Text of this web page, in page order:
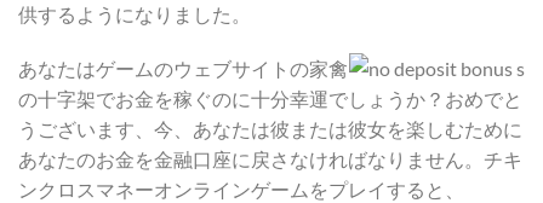
供するようになりました。
あなたはゲームのウェブサイトの家禽
の十字架でお金を稼ぐのに十分幸運でしょうか？おめでと
うございます、今、あなたは彼または彼女を楽しむために
あなたのお金を金融口座に戻さなければなりません。チキ
ンクロスマネーオンラインゲームをプレイすると、